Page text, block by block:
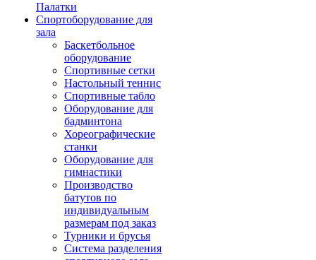
Палатки
Спортоборудование для
зала
Баскетбольное
оборудование
Спортивные сетки
Настольный теннис
Спортивные табло
Оборудование для
бадминтона
Хореографические
станки
Оборудование для
гимнастики
Производство
батутов по
индивидуальным
размерам под заказ
Турники и брусья
Система разделения